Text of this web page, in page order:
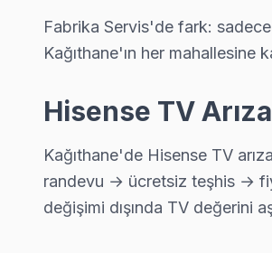
Nurtepe Hisense Servis
Hisense Servis Merkezi →
Ortabayır Hisense Servis
Ortabayır sakinlerine özel: Hisense
Kağıthane TV Servis Merkezi →
Fabrika Servis'de fark:
Kağıthane'ın her mahallesine
Hisense TV
Kağıthane'de Hisense TV
randevu → ücretsiz teşhis →
değişimi dışında TV değerini